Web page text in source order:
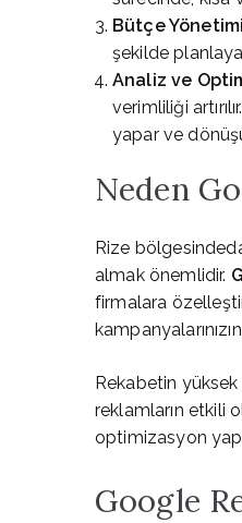
Bütçe
şekilde
Analiz ve
verimliliği artırılır.
yapar ve
Neden
Rize
almak önemlidir.
firmalara
Rekabetin
reklamların etkili
optimizasyon
Google